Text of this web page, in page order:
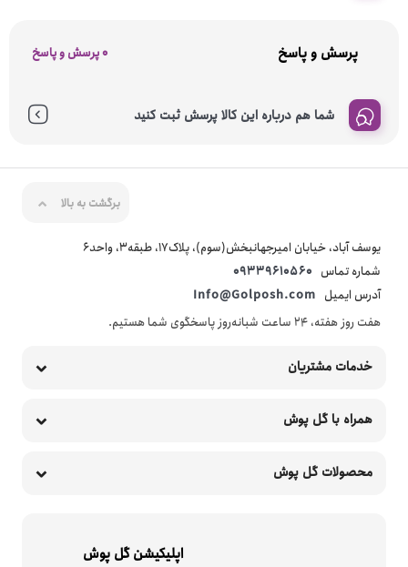
پرسش و پاسخ 0 پرسش و پاسخ
شما هم درباره این کالا پرسش ثبت کنید
برگشت به بالا
یوسف آباد، خیابان امیرجهانبخش(سوم)، پلاک17، طبقه3، واحد6
شماره تماس 09339610560
آدرس ایمیل Info@Golposh.com
هفت روز هفته، ۲۴ ساعت شبانه‌روز پاسخگوی شما هستیم.
خدمات مشتریان
همراه با گل پوش
محصولات گل پوش
اپلیکیشن گل پوش